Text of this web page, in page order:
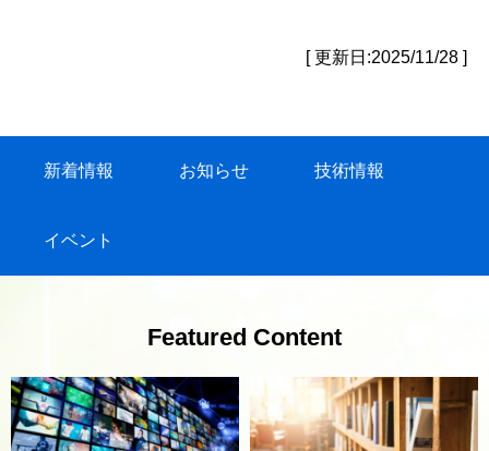
[ 更新日:2025/11/28 ]
新着情報 お知らせ 技術情報
イベント
Featured Content